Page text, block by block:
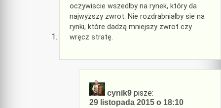
oczywiscie wszedłby na rynek, który da
najwyższy zwrot. Nie rozdrabniałby sie na
rynki, które dadzą mniejszy zwrot czy
wręcz stratę.
cynik9 pisze:
29 listopada 2015 o 18:10